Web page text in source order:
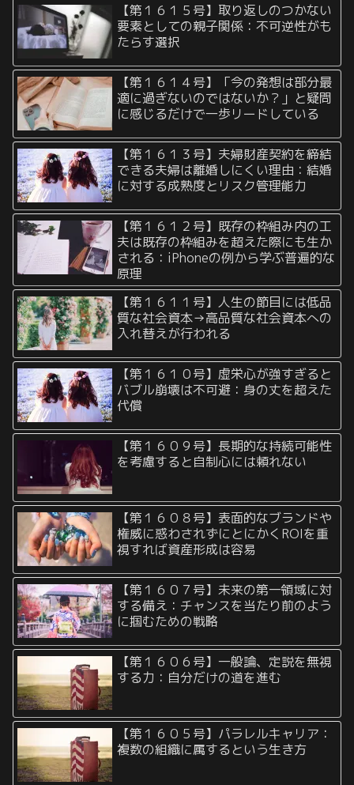
【第１６１５号】取り返しのつかない
要素としての親子関係：不可逆性がも
たらす選択
【第１６１４号】「今の発想は部分最
適に過ぎないのではないか？」と疑問
に感じるだけで一歩リードしている
【第１６１３号】夫婦財産契約を締結
できる夫婦は離婚しにくい理由：結婚
に対する成熟度とリスク管理能力
【第１６１２号】既存の枠組み内の工
夫は既存の枠組みを超えた際にも生か
される：iPhoneの例から学ぶ普遍的な
原理
【第１６１１号】人生の節目には低品
質な社会資本→高品質な社会資本への
入れ替えが行われる
【第１６１０号】虚栄心が強すぎると
バブル崩壊は不可避：身の丈を超えた
代償
【第１６０９号】長期的な持続可能性
を考慮すると自制心には頼れない
【第１６０８号】表面的なブランドや
権威に惑わされずにとにかくROIを重
視すれば資産形成は容易
【第１６０７号】未来の第一領域に対
する備え：チャンスを当たり前のよう
に掴むための戦略
【第１６０６号】一般論、定説を無視
する力：自分だけの道を進む
【第１６０５号】パラレルキャリア：
複数の組織に属するという生き方